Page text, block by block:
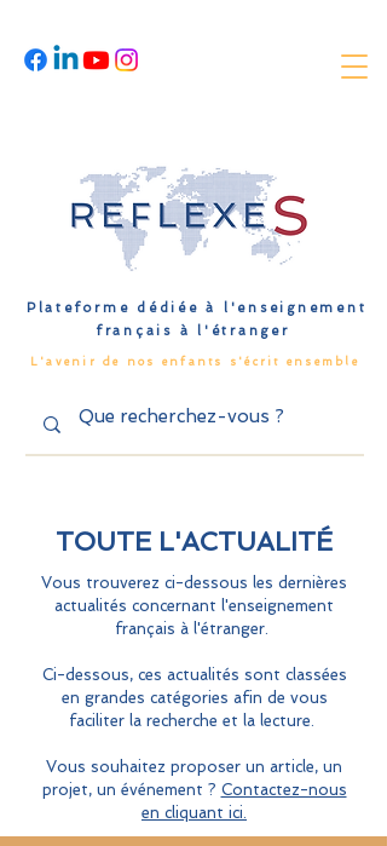
Plateforme dédiée à l'enseignement
français à l'étranger
L'avenir de nos enfants s'écrit ensemble
TOUTE L'ACTUALITÉ
Vous trouverez ci-dessous les dernières
actualités concernant l'enseignement
français à l'étranger.
Ci-dessous, ces actualités sont classées
en grandes catégories afin de vous
faciliter la recherche et la lecture.
Vous souhaitez proposer un article, un
projet, un événement ? Contactez-nous
en cliquant ici.